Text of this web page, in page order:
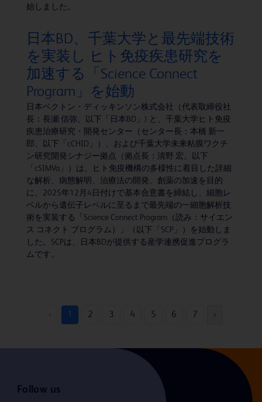
始しました。
日本BD、千葉大学と最先端技術
を実装し ヒト免疫疾患研究を
加速する「Science Connect
Program」を始動
日本ベクトン・ディッキンソン株式会社（代表取締役社
長：長瀬 信弥、以下「日本BD」) と、千葉大学ヒト免疫
疾患治療研究・開発センター（センター長：本橋 新一
郎、以下「cCHID」）、および千葉大学未来粘膜ワクチ
ン研究開発シナジー拠点（拠点長：清野 宏、以下
「cSIMVa」）は、ヒト免疫機構の多様性に着目した詳細
な解析、病態解明、治療法の開発、創薬の加速を目的
に、2025年12月4日付けで基本合意書を締結し、細胞レ
ベルから遺伝子レベルに至るまで最先端の一細胞解析技
術を実装する「Science Connect Program（読み：サイエン
ス コネクト ブログラム）」（以下「SCP」）を始動しま
した。SCPは、日本BDが提供する産学連携促進プログラ
ムです。
‹ 1 2 3 4 5 6 7 ›
Follow us